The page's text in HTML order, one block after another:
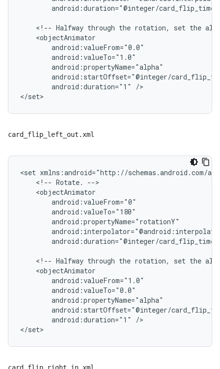
android:duration="@integer/
<!-- Halfway through the rotation, set the
android:duration="1"
/>
card_flip_left_out.xml
<set
<!-- Rotate.
android:duration="@integer/
<!-- Halfway through the rotation, set the
android:duration="1"
/>